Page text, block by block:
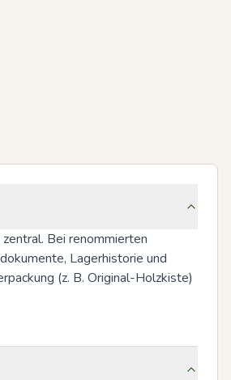
Bei renommierten
Lagerhistorie und
(z. B. Original-Holzkiste)